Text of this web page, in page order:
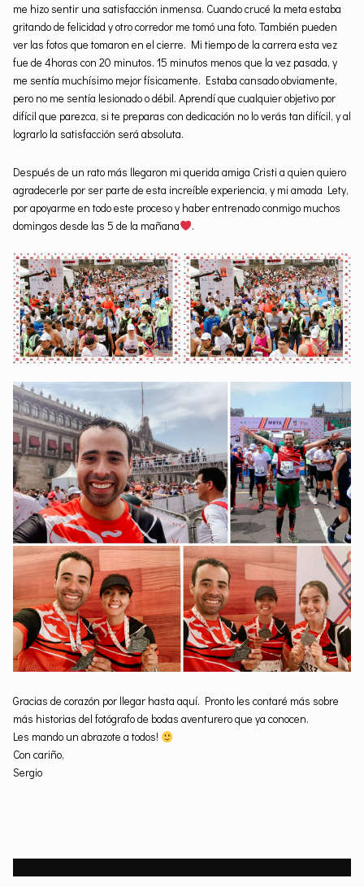
me hizo sentir una satisfacción inmensa. Cuando crucé la meta estaba
gritando de felicidad y otro corredor me tomó una foto. También pueden
ver las fotos que tomaron en el cierre. Mi tiempo de la carrera esta vez
fue de 4horas con 20 minutos. 15 minutos menos que la vez pasada, y
me sentía muchísimo mejor físicamente. Estaba cansado obviamente,
pero no me sentía lesionado o débil. Aprendí que cualquier objetivo por
difícil que parezca, si te preparas con dedicación no lo verás tan difícil, y al
lograrlo la satisfacción será absoluta.
Después de un rato más llegaron mi querida amiga Cristi a quien quiero
agradecerle por ser parte de esta increíble experiencia, y mi amada Lety,
por apoyarme en todo este proceso y haber entrenado conmigo muchos
domingos desde las 5 de la mañana
.
Gracias de corazón por llegar hasta aquí. Pronto les contaré más sobre
más historias del fotógrafo de bodas aventurero que ya conocen.
Les mando un abrazote a todos!
Con cariño,
Sergio